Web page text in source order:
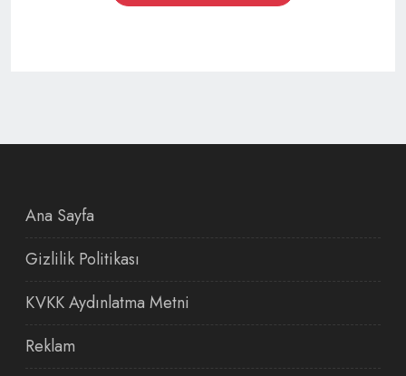
Ana Sayfa
Gizlilik Politikası
KVKK Aydınlatma Metni
Reklam